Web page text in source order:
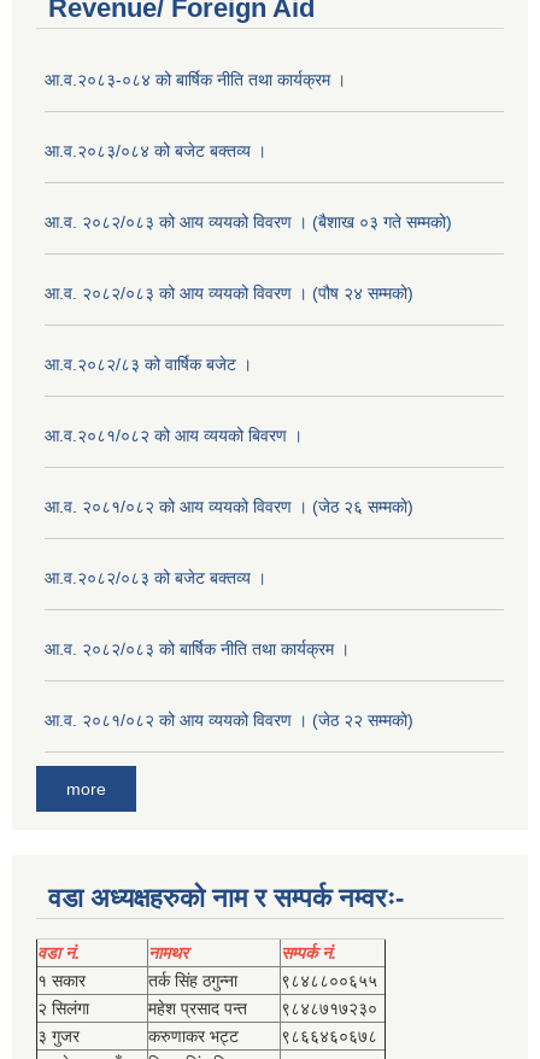
Revenue/ Foreign Aid
आ.व.२०८३-०८४ को बार्षिक नीति तथा कार्यक्रम ।
आ.व.२०८३/०८४ को बजेट बक्तव्य ।
आ.व. २०८२/०८३ को आय व्ययको विवरण । (बैशाख ०३ गते सम्मको)
आ.व. २०८२/०८३ को आय व्ययको विवरण । (पौष २४ सम्मको)
आ.व.२०८२/८३ को वार्षिक बजेट ।
आ.व.२०८१/०८२ को आय व्ययको बिवरण ।
आ.व. २०८१/०८२ को आय व्ययको विवरण । (जेठ २६ सम्मको)
आ.व.२०८२/०८३ को बजेट बक्तव्य ।
आ.व. २०८२/०८३ को बार्षिक नीति तथा कार्यक्रम ।
आ.व. २०८१/०८२ को आय व्ययको विवरण । (जेठ २२ सम्मको)
more
वडा अध्यक्षहरुको नाम र सम्पर्क नम्वरः-
वडा नं. नामथर
सम्पर्क नं.
१ सकार
तर्क सिंह ठगुन्‍ना
९८४८८००६५५
२ सिलंगा
महेश प्रसाद पन्त
९८४८७१७२३०
३ गुजर
करुणाकर भट्ट
९८६६४६०६७८